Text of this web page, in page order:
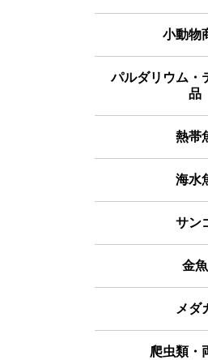
小動物
パルダリウム・
品
熱帯
海水
サン
金魚
メダ
爬虫類・